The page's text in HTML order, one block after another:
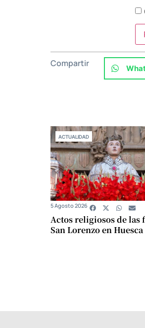
Compartir
ACTUALIDAD
Actos religiosos de las
San Lorenzo en Huesca
5 Agosto 2026